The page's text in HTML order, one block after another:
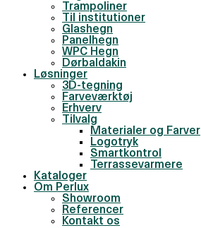
Trampoliner
Til institutioner
Glashegn
Panelhegn
WPC Hegn
Dørbaldakin
Løsninger
3D-tegning
Farveværktøj
Erhverv
Tilvalg
Materialer og Farver
Logotryk
Smartkontrol
Terrassevarmere
Kataloger
Om Perlux
Showroom
Referencer
Kontakt os